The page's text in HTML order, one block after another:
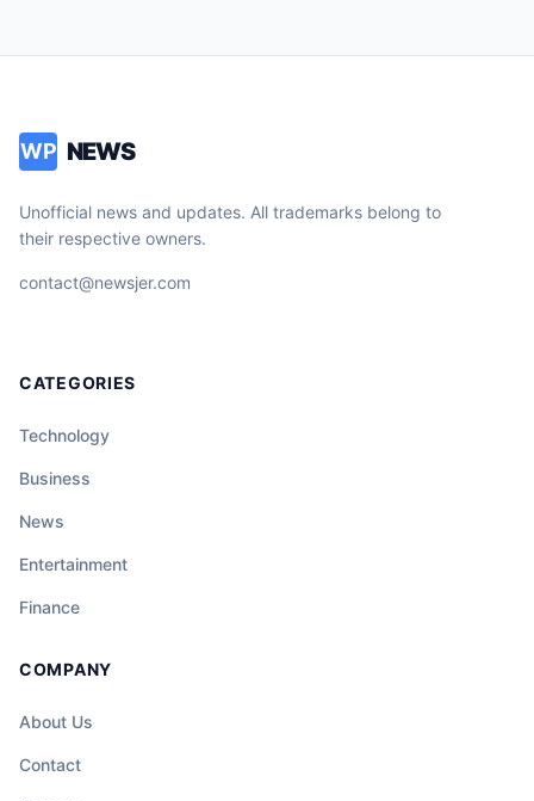
WP NEWS
Unofficial news and updates. All trademarks belong to
their respective owners.
contact@newsjer.com
CATEGORIES
Technology
Business
News
Entertainment
Finance
COMPANY
About Us
Contact